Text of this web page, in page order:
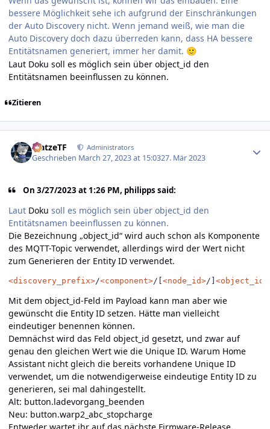
bessere Möglichkeit sehe ich aufgrund der Einschränkungen
der Auto Discovery nicht. Wenn jemand weiß, wie man die
Auto Discovery doch dazu überreden kann, dass HA bessere
Entitätsnamen generiert, immer her damit. 🙂
Laut Doku soll es möglich sein über object_id den
Entitätsnamen beeinflussen zu können.
Zitieren
MatzeTF Administrators
Geschrieben March 27, 2023 at 15:0327. Mär 2023
On 3/27/2023 at 1:26 PM, philipps said:
Laut Doku soll es möglich sein über object_id den
Entitätsnamen beeinflussen zu können.
Die Bezeichnung „object_id“ wird auch schon als Komponente
des MQTT-Topic verwendet, allerdings wird der Wert nicht
zum Generieren der Entity ID verwendet.
<discovery_prefix>/<component>/[ <node_id>/] <object_id>
Mit dem object_id-Feld im Payload kann man aber wie
gewünscht die Entity ID setzen. Hätte man vielleicht
eindeutiger benennen können.
Demnächst wird das Feld object_id gesetzt, und zwar auf
genau den gleichen Wert wie die Unique ID. Warum Home
Assistant nicht gleich die bereits vorhandene Unique ID
verwendet, um die notwendigerweise eindeutige Entity ID zu
generieren, sei mal dahingestellt.
Alt: button.ladevorgang_beenden
Neu: button.warp2_abc_stopcharge